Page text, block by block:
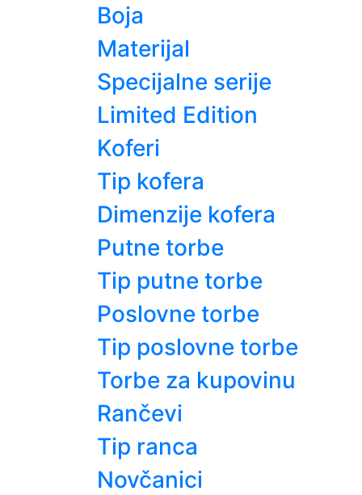
Boja
Materijal
Specijalne serije
Limited Edition
Koferi
Tip kofera
Dimenzije kofera
Putne torbe
Tip putne torbe
Poslovne torbe
Tip poslovne torbe
Torbe za kupovinu
Rančevi
Tip ranca
Novčanici